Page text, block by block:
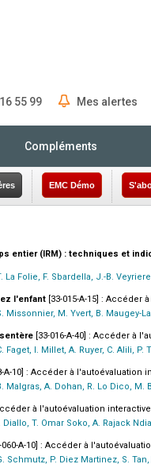
55 99 Mes alertes
Compléments
EMC Démo
entier (IRM) : techniques et
Folie, F. Sbardella, J.-B.
l'enfant [33-015-A-15] :
M. Yvert, B. Maugey-
[33-016-A-40] : Accéder à
I. Millet, A. Ruyer, C. Alili, P.
A-10] : Accéder à l'autoévaluation
A. Dohan, R. Lo Dico, M.
à l'autoévaluation
T. Omar Soko, A. Rajack
060-A-10] : Accéder à
P. Diez Martinez, S.